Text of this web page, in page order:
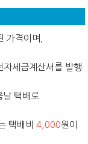
가격이며,
세금계산서를 발행
택배로
택배비 4,000원이